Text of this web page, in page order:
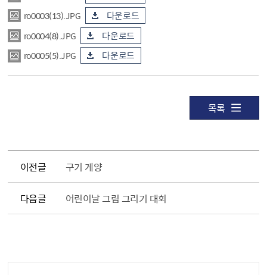
ro0003(13).JPG
다운로드
ro0004(8).JPG
다운로드
ro0005(5).JPG
다운로드
목록
이전글 구기 게양
다음글 어린이날 그림 그리기 대회